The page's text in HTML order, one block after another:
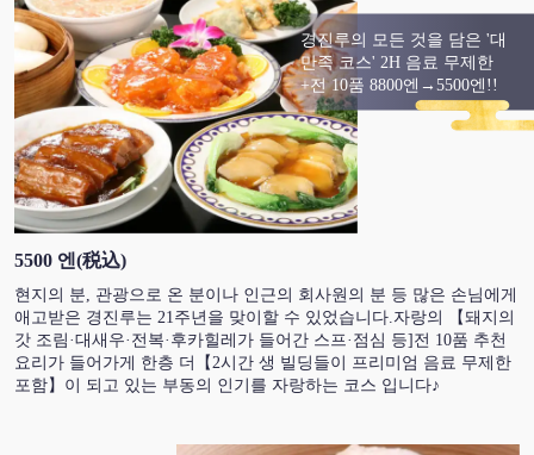
경진루의 모든 것을 담은 '대
만족 코스' 2H 음료 무제한
+전 10품 8800엔→5500엔!!
5500 엔 (税込)
현지의 분, 관광으로 온 분이나 인근의 회사원의 분 등 많은 손님에게
애고받은 경진루는 21주년을 맞이할 수 있었습니다.자랑의 【돼지의
갓 조림·대새우·전복·후카힐레가 들어간 스프·점심 등]전 10품 추천
요리가 들어가게 한층 더【2시간 생 빌딩들이 프리미엄 음료 무제한
포함】이 되고 있는 부동의 인기를 자랑하는 코스 입니다♪